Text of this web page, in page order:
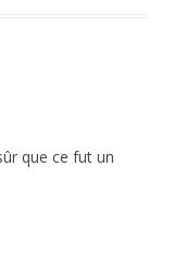
que ce fut un